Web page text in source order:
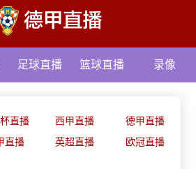
足球直播 篮球直播 录像
直播 西甲直播
德甲直播
直播 英超直播
欧冠直播